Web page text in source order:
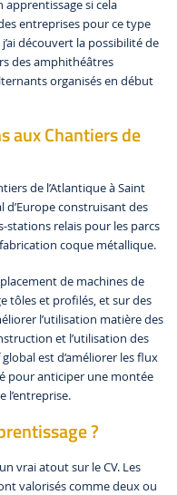
si cela
entreprises pour ce type
découvert la possibilité de
des amphithéâtres
organisés en début
aux Chantiers de
de l’Atlantique à Saint
d’Europe construisant des
stations relais pour les parcs
coque métallique.
de machines de
tôles et profilés, et sur des
l’utilisation matière des
et l’utilisation des
global est d’améliorer les flux
pour anticiper une montée
l’entreprise.
?
vrai atout sur le CV. Les
valorisés comme deux ou